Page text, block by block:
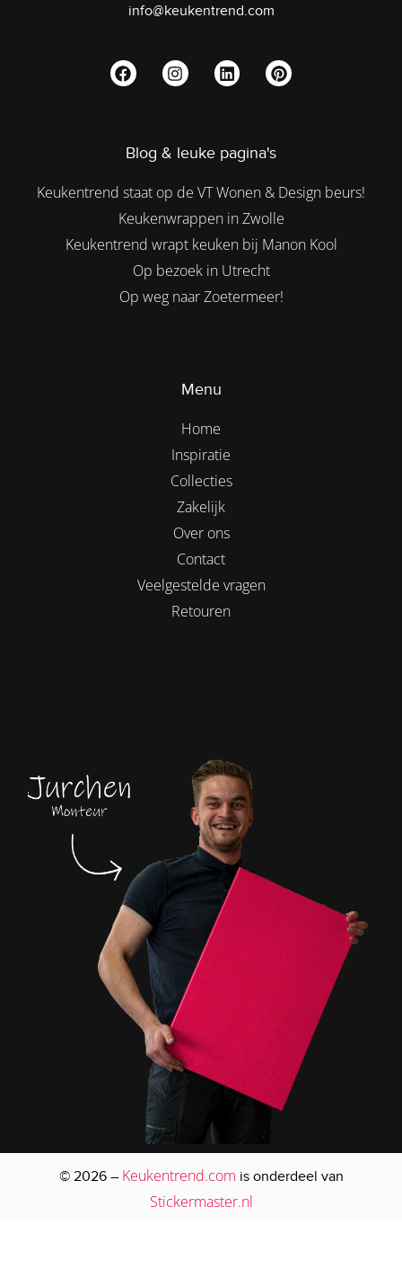
info@keukentrend.com
Blog & leuke pagina's
Keukentrend staat op de VT Wonen & Design beurs!
Keukenwrappen in Zwolle
Keukentrend wrapt keuken bij Manon Kool
Op bezoek in Utrecht
Op weg naar Zoetermeer!
Menu
Home
Inspiratie
Collecties
Zakelijk
Over ons
Contact
Veelgestelde vragen
Retouren
© 2026 – Keukentrend.com is onderdeel van
Stickermaster.nl